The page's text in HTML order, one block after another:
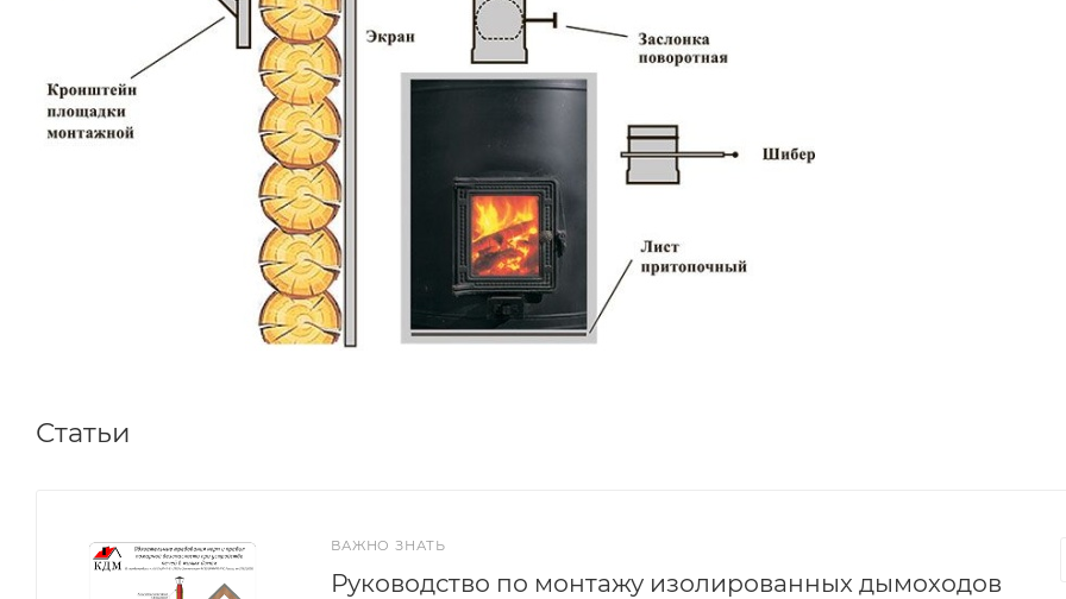
Статьи
ВАЖНО ЗНАТЬ
Руководство по монтажу изолированных дымоходов